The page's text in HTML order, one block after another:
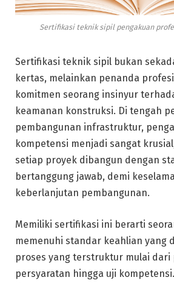
Sertifikasi teknik sipil pengakuan
Sertifikasi teknik sipil bukan
kertas, melainkan penanda
komitmen seorang insinyur
keamanan konstruksi. Di tengah
pembangunan infrastruktur,
kompetensi menjadi sangat
setiap proyek dibangun dengan
bertanggung jawab, demi
keberlanjutan pembangunan.
Memiliki sertifikasi ini berarti
memenuhi standar keahlian yang
proses yang terstruktur mulai dari
persyaratan hingga uji